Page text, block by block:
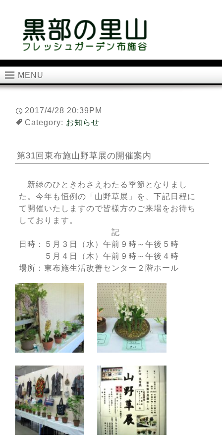
MENU
2017/4/28 20:39PM
Category: お知らせ
第31回東布施山野草展の開催案内
新緑のひときわさえわたる季節となりまし
た。今年も恒例の「山野草展」を、下記日程に
て開催いたしますので皆様方のご来場をお待ち
しております。
記
日時：５月３日（水）午前９時～午後５時
５月４日（木）午前９時～午後４時
場所：東布施生活改善センター２階ホール